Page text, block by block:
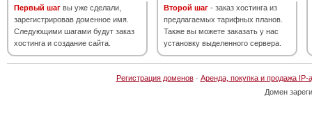
Первый шаг вы уже сделали,
зарегистрировав доменное имя.
Следующими шагами будут заказ
хостинга и создание сайта.
Второй шаг - заказ хостинга из
предлагаемых тарифных планов.
Также вы можете заказать у нас
установку выделенного сервера.
Регистрация доменов· Аренда, покупка и продажа IP-
Домен